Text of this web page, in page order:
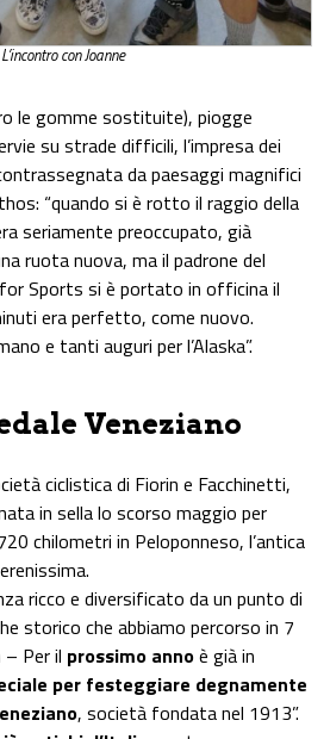
L’incontro con Joanne
le gomme sostituite), piogge
su strade difficili, l’impresa dei
da paesaggi magnifici
“quando si è rotto il raggio della
seriamente preoccupato, già
ruota nuova, ma il padrone del
Sports si è portato in officina il
era perfetto, come nuovo.
e tanti auguri per l’Alaska”.
Veneziano
ciclistica di Fiorin e Facchinetti,
in sella lo scorso maggio per
chilometri in Peloponneso, l’antica
ricco e diversificato da un punto di
storico che abbiamo percorso in 7
Per il prossimo annoè già in
per festeggiare degnamente
, società fondata nel 1913”.